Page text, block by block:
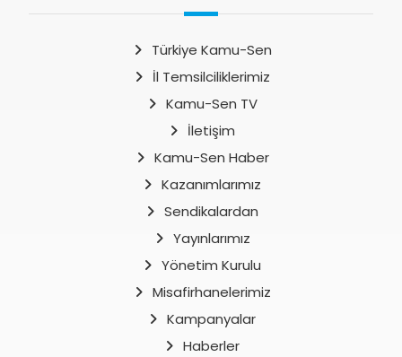
Türkiye Kamu-Sen
İl Temsilciliklerimiz
Kamu-Sen TV
İletişim
Kamu-Sen Haber
Kazanımlarımız
Sendikalardan
Yayınlarımız
Yönetim Kurulu
Misafirhanelerimiz
Kampanyalar
Haberler